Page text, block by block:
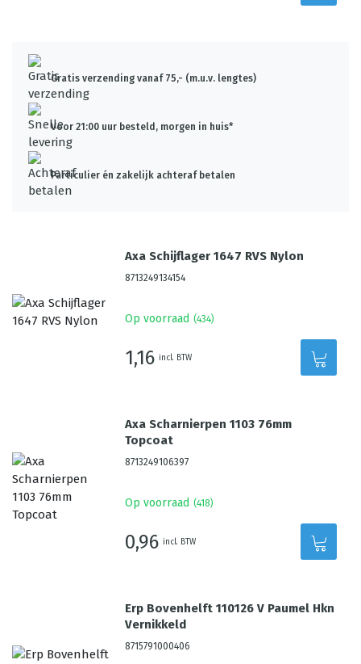
Gratis verzending vanaf 75,- (m.u.v. lengtes)
Voor 21:00 uur besteld, morgen in huis*
Particulier én zakelijk achteraf betalen
Axa Schijflager 1647 RVS Nylon
8713249134154
Op voorraad (434)
1,16 incl. BTW
Axa Scharnierpen 1103 76mm
Topcoat
8713249106397
Op voorraad (418)
0,96 incl. BTW
Erp Bovenhelft 110126 V Paumel Hkn
Vernikkeld
8715791000406